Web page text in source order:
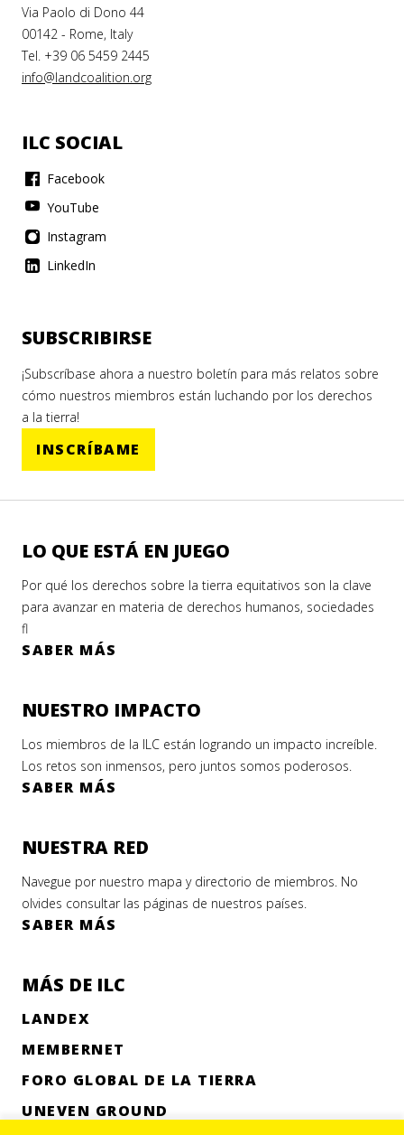
Via Paolo di Dono 44
00142 - Rome, Italy
Tel. +39 06 5459 2445
info@landcoalition.org
ILC SOCIAL
Facebook
YouTube
Instagram
LinkedIn
SUBSCRIBIRSE
¡Subscríbase ahora a nuestro boletín para más relatos sobre
cómo nuestros miembros están luchando por los derechos
a la tierra!
INSCRÍBAME
LO QUE ESTÁ EN JUEGO
Por qué los derechos sobre la tierra equitativos son la clave
para avanzar en materia de derechos humanos, sociedades
fl
SABER MÁS
NUESTRO IMPACTO
Los miembros de la ILC están logrando un impacto increíble.
Los retos son inmensos, pero juntos somos poderosos.
SABER MÁS
NUESTRA RED
Navegue por nuestro mapa y directorio de miembros. No
olvides consultar las páginas de nuestros países.
SABER MÁS
MÁS DE ILC
LANDEX
MEMBERNET
FORO GLOBAL DE LA TIERRA
UNEVEN GROUND